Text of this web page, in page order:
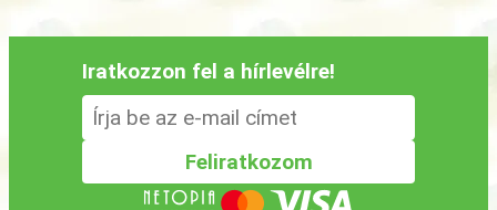
Iratkozzon fel a hírlevélre!